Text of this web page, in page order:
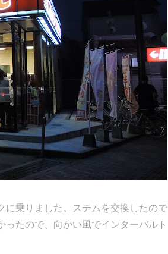
乗りました。ステムを交換したので
たので、向かい風でインターバルト